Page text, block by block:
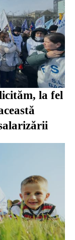
la fel